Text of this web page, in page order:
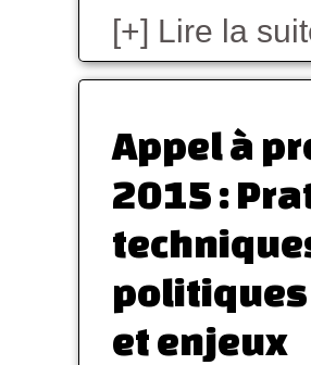
[+] Lire la
Appel à
2015 :
et enjeux